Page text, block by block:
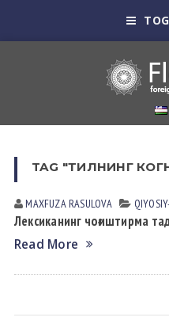
TAG "ТИЛНИНГ
MAXFUZA RАSULOVА
Лексиканинг чоғиштирма
Read More